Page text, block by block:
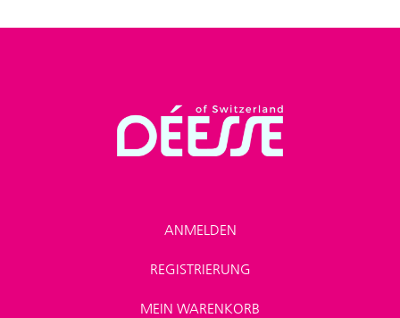
ANMELDEN
REGISTRIERUNG
MEIN WARENKORB